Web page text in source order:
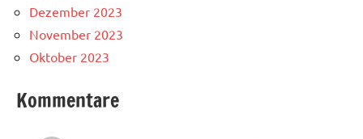
Dezember 2023
November 2023
Oktober 2023
Kommentare